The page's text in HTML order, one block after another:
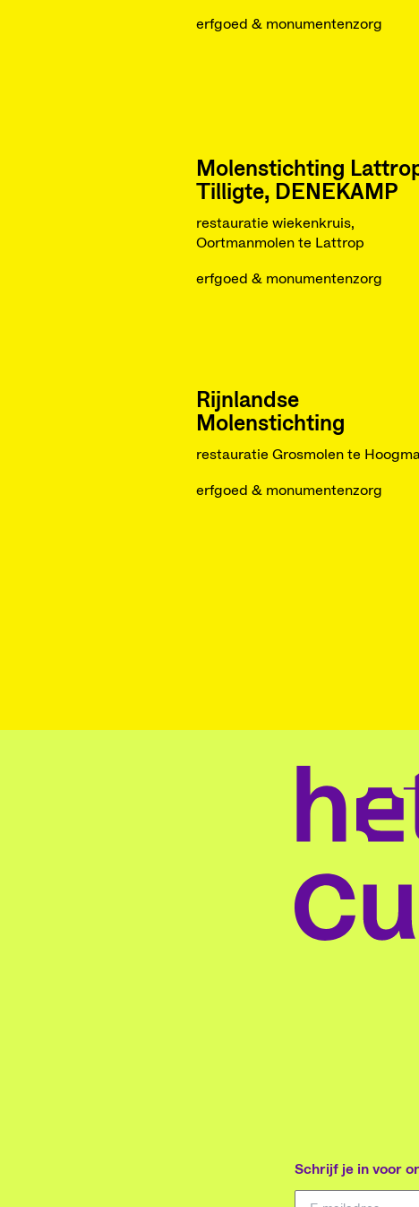
erfgoed & monumentenzorg
Molenstichting
Tilligte, DENEKAMP
restauratie wiekenkruis,
Oortmanmolen te Lattrop
erfgoed & monumentenzorg
Rijnlandse
Molenstichting
restauratie Grosmolen te
erfgoed & monumentenzorg
Schrijf je in voor